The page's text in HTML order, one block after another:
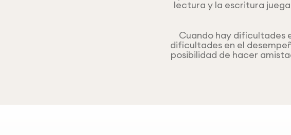
lectura y la escritura
Cuando hay dificultades
dificultades en el
posibilidad de hacer